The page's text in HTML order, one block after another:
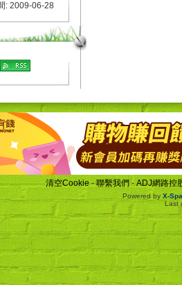
: 2009-06-28
清空Cookie -聯繫我們 - ADJ網路控
Powered byX-
Last